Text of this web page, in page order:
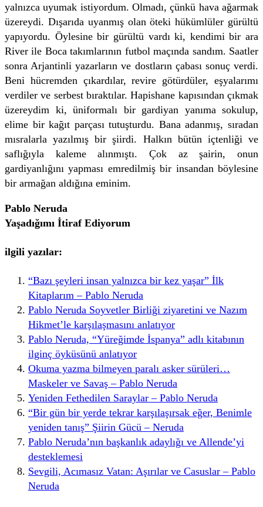
yalnızca uyumak istiyordum. Olmadı, çünkü hava ağarmak
üzereydi. Dışarıda uyanmış olan öteki hükümlüler gürültü
yapıyordu. Öylesine bir gürültü vardı ki, kendimi bir ara
River ile Boca takımlarının futbol maçında sandım. Saatler
sonra Arjantinli yazarların ve dostların çabası sonuç verdi.
Beni hücremden çıkardılar, revire götürdüler, eşyalarımı
verdiler ve serbest bıraktılar. Hapishane kapısından çıkmak
üzereydim ki, üniformalı bir gardiyan yanıma sokulup,
elime bir kağıt parçası tutuşturdu. Bana adanmış, sıradan
mısralarla yazılmış bir şiirdi. Halkın bütün içtenliği ve
saflığıyla kaleme alınmıştı. Çok az şairin, onun
gardiyanlığını yapması emredilmiş bir insandan böylesine
bir armağan aldığına eminim.
Pablo Neruda
Yaşadığımı İtiraf Ediyorum
ilgili yazılar:
“Bazı şeyleri insan yalnızca bir kez yaşar” İlk
Kitaplarım – Pablo Neruda
Pablo Neruda Soyvetler Birliği ziyaretini ve Nazım
Hikmet’le karşılaşmasını anlatıyor
Pablo Neruda, “Yüreğimde İspanya” adlı kitabının
ilginç öyküsünü anlatıyor
Okuma yazma bilmeyen paralı asker sürüleri…
Maskeler ve Savaş – Pablo Neruda
Yeniden Fethedilen Saraylar – Pablo Neruda
“Bir gün bir yerde tekrar karşılaşırsak eğer, Benimle
yeniden tanış” Şiirin Gücü – Neruda
Pablo Neruda’nın başkanlık adaylığı ve Allende’yi
desteklemesi
Sevgili, Acımasız Vatan: Aşırılar ve Casuslar – Pablo
Neruda